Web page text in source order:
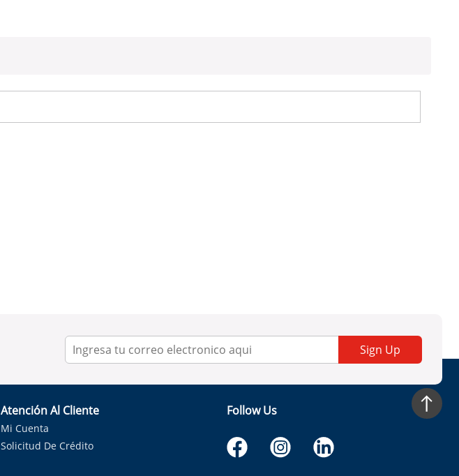
Sign Up
Atención Al Cliente
Mi Cuenta
Solicitud De Crédito
Follow Us